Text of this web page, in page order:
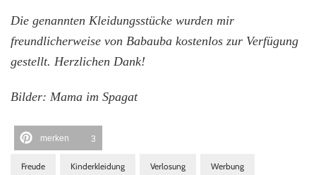
Die genannten Kleidungsstücke wurden mir
freundlicherweise von Babauba kostenlos zur Verfügung
gestellt. Herzlichen Dank!
Bilder: Mama im Spagat
merken 3
Freude Kinderkleidung Verlosung Werbung